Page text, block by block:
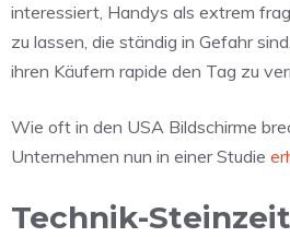
interessiert, Handys als extrem
zu lassen, die ständig in Gefahr
ihren Käufern rapide den Tag zu
Wie oft in den USA Bildschirme
Unternehmen nun in einer Studie
Technik-